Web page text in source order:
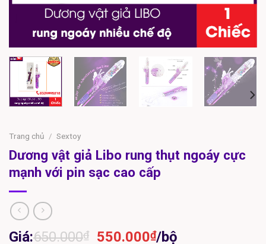
Trang chủ / Sextoy
Dương vật giả Libo rung thụt ngoáy cực
mạnh với pin sạc cao cấp
Giá:650.000₫
Giá
550.000₫Giá
/bộ